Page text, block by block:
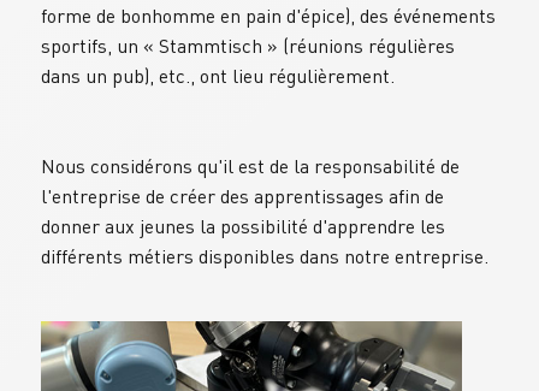
forme de bonhomme en pain d'épice), des événements
sportifs, un « Stammtisch » (réunions régulières
dans un pub), etc., ont lieu régulièrement.
Nous considérons qu'il est de la responsabilité de
l'entreprise de créer des apprentissages afin de
donner aux jeunes la possibilité d'apprendre les
différents métiers disponibles dans notre entreprise.